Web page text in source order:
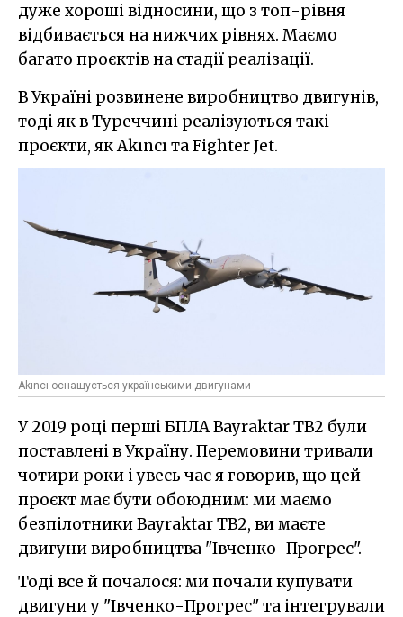
дуже хороші відносини, що з топ-рівня
відбивається на нижчих рівнях. Маємо
багато проєктів на стадії реалізації.
В Україні розвинене виробництво двигунів,
тоді як в Туреччині реалізуються такі
проєкти, як Akıncı та Fighter Jet.
Akıncı оснащується українськими двигунами
У 2019 році перші БПЛА Bayraktar TB2 були
поставлені в Україну. Перемовини тривали
чотири роки і увесь час я говорив, що цей
проєкт має бути обоюдним: ми маємо
безпілотники Bayraktar TB2, ви маєте
двигуни виробництва "Івченко-Прогрес".
Тоді все й почалося: ми почали купувати
двигуни у "Івченко-Прогрес" та інтегрували